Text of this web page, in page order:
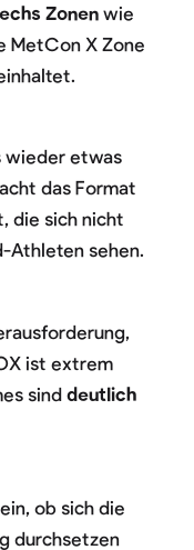
Zonenwie
MetCon X Zone
wieder etwas
das Format
die sich nicht
Athleten sehen.
ist extrem
sind deutlich
ob sich die
durchsetzen